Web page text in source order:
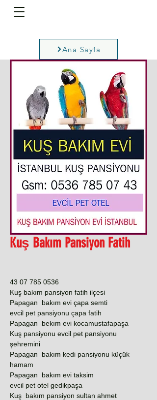
Ana Sayfa
Kuş Bakım Pansiyon Fatih
0536 785 07 43
Kuş bakım pansiyon fatih ilçesi
Papagan bakım evi çapa semti
evcil pet pansiyonu çapa fatih
Papagan bekım evi kocamustafapaşa
Kuş pansiyonu evcil pet pansiyonu
şehremini
Papagan bakım kedi pansiyonu küçük
hamam
Papagan bakım evi taksim
evcil pet otel gedikpaşa
Kuş bakım pansiyon sultan ahmet